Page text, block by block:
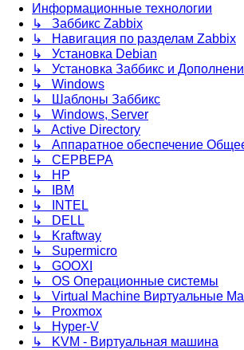
Информационные технологии
↳ Заббикс Zabbix
↳ Навигация по разделам Zabbix
↳ Установка Debian
↳ Установка Заббикс и
↳ Windows
↳ Шаблоны Заббикс
↳ Windows, Server
↳ Active Directory
↳ Аппаратное обеспечение
↳ СЕРВЕРА
↳ HP
↳ IBM
↳ INTEL
↳ DELL
↳ Kraftway
↳ Supermicro
↳ GOOXI
↳ OS Операционные системы
↳ Virtual Machine Виртуальные
↳ Proxmox
↳ Hyper-V
↳ KVM - Виртуальная машина